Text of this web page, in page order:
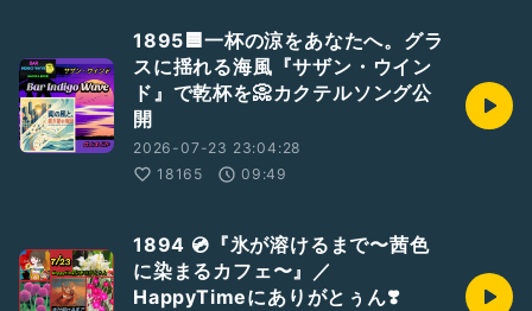
1895🟦一杯の涼をあなたへ。グラ
スに揺れる海風『サザン・ウイン
ド』で乾杯を📀カクテルソング公
開
2026-07-23 23:04:28
18165
09:49
1894 💿『氷が溶けるまで〜茜色
に染まるカフェ〜』／
HappyTimeにありがとぅん❣️